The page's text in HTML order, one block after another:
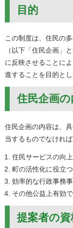
目的
この制度は、住民の
（以下「住民企画」
に反映させることに
進することを目的とし
住民企画の
住民企画の内容は、
当するものでなければ
住民サービスの向
町の活性化に役立
効率的な行政事務
その他公益上有効
提案者の資